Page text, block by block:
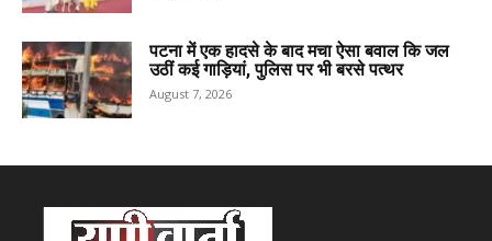
पटना में एक हादसे के बाद मचा ऐसा बवाल कि जल
उठीं कई गाड़ियां, पुलिस पर भी बरसे पत्थर
August 7, 2026